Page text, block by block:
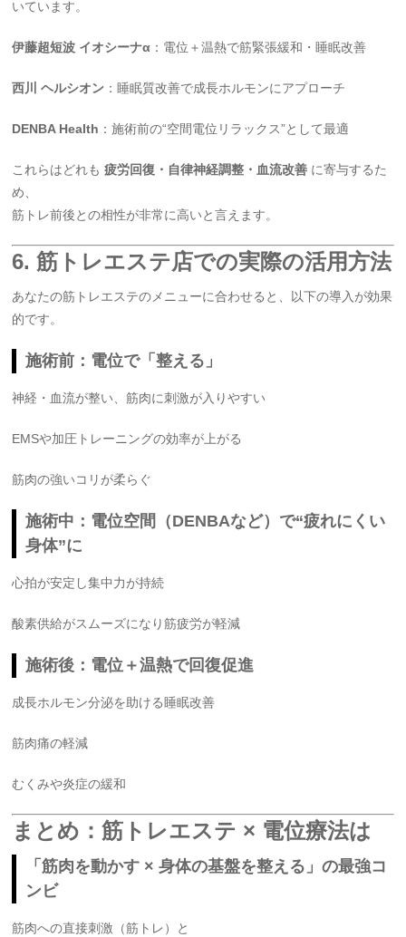
いています。
伊藤超短波 イオシーナα ：電位＋温熱で筋緊張緩和・睡眠改善
西川 ヘルシオン ：睡眠質改善で成長ホルモンにアプローチ
DENBA Health ：施術前の“空間電位リラックス”として最適
これらはどれも疲労回復・自律神経調整・血流改善 に寄与するた
め、
筋トレ前後との相性が非常に高いと言えます。
6. 筋トレエステ店での実際の活用方法
あなたの筋トレエステのメニューに合わせると、以下の導入が効果
的です。
施術前：電位で「整える」
神経・血流が整い、筋肉に刺激が入りやすい
EMSや加圧トレーニングの効率が上がる
筋肉の強いコリが柔らぐ
施術中：電位空間（DENBAなど）で“疲れにくい
身体”に
心拍が安定し集中力が持続
酸素供給がスムーズになり筋疲労が軽減
施術後：電位＋温熱で回復促進
成長ホルモン分泌を助ける睡眠改善
筋肉痛の軽減
むくみや炎症の緩和
まとめ：筋トレエステ × 電位療法は
「筋肉を動かす × 身体の基盤を整える」の最強コ
ンビ
筋肉への直接刺激（筋トレ）と